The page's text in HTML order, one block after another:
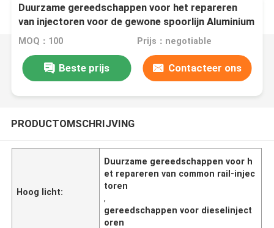
Duurzame gereedschappen voor het repareren
van injectoren voor de gewone spoorlijn Aluminium
universele grips
MOQ：100 Prijs：negotiable
Beste prijs Contacteer ons
PRODUCTOMSCHRIJVING
Hoog licht:
Duurzame gereedschappen voor h
et repareren van common rail-injec
toren
,
gereedschappen voor dieselinject
oren